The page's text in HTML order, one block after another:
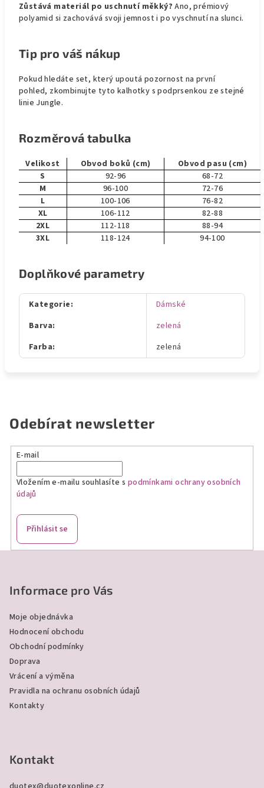
Zůstává materiál po uschnutí měkký?Ano, prémiový
polyamid si zachovává svoji jemnost i po vyschnutí na slunci.
Tip pro váš nákup
Pokud hledáte set, který upoutá pozornost na první
pohled, zkombinujte tyto kalhotky s podprsenkou ze stejné
linie Jungle.
Rozměrová tabulka
Velikost Obvod boků (cm)
Obvod pasu (cm)
S
92-96
68-72
M
96-100
72-76
L
100-106
76-82
XL
106-112
82-88
2XL
112-118
88-94
3XL
118-124 94-100
Doplňkové parametry
Kategorie:
Dámské
Barva:
zelená
Farba: zelená
Odebírat newsletter
E-mail
Vložením e-mailu souhlasíte s podmínkami ochrany osobních
údajů
Přihlásit se
Informace pro Vás
Moje objednávka
Hodnocení obchodu
Obchodní podmínky
Doprava
Vrácení a výměna
Pravidla na ochranu osobních údajů
Kontakty
Kontakt